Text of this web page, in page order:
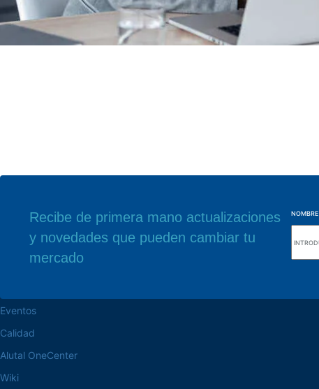
Recibe de primera mano actualizaciones
y novedades que pueden cambiar tu
mercado
NOMBRE
navegue por el sitio web
Acerca de la Alutal
Eventos
Calidad
Alutal OneCenter
Wiki
Nuestra sede